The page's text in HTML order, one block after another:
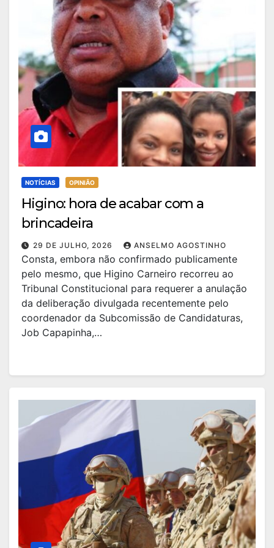
NOTÍCIAS OPINIÃO
Higino: hora de acabar com a
brincadeira
29 DE JULHO, 2026 ANSELMO AGOSTINHO
Consta, embora não confirmado publicamente
pelo mesmo, que Higino Carneiro recorreu ao
Tribunal Constitucional para requerer a anulação
da deliberação divulgada recentemente pelo
coordenador da Subcomissão de Candidaturas,
Job Capapinha,…